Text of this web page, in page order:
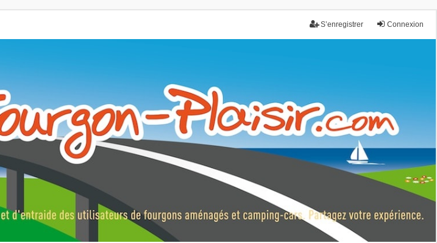
Connexion
S’enregistrer
de camping-car. Partagez votre expérience.